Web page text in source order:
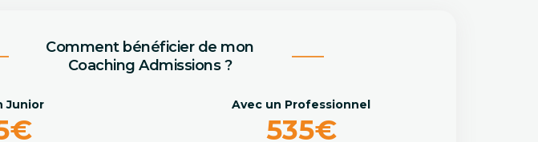
Comment bénéficier de mon
Coaching Admissions ?
Junior Avec un Professionnel
535€